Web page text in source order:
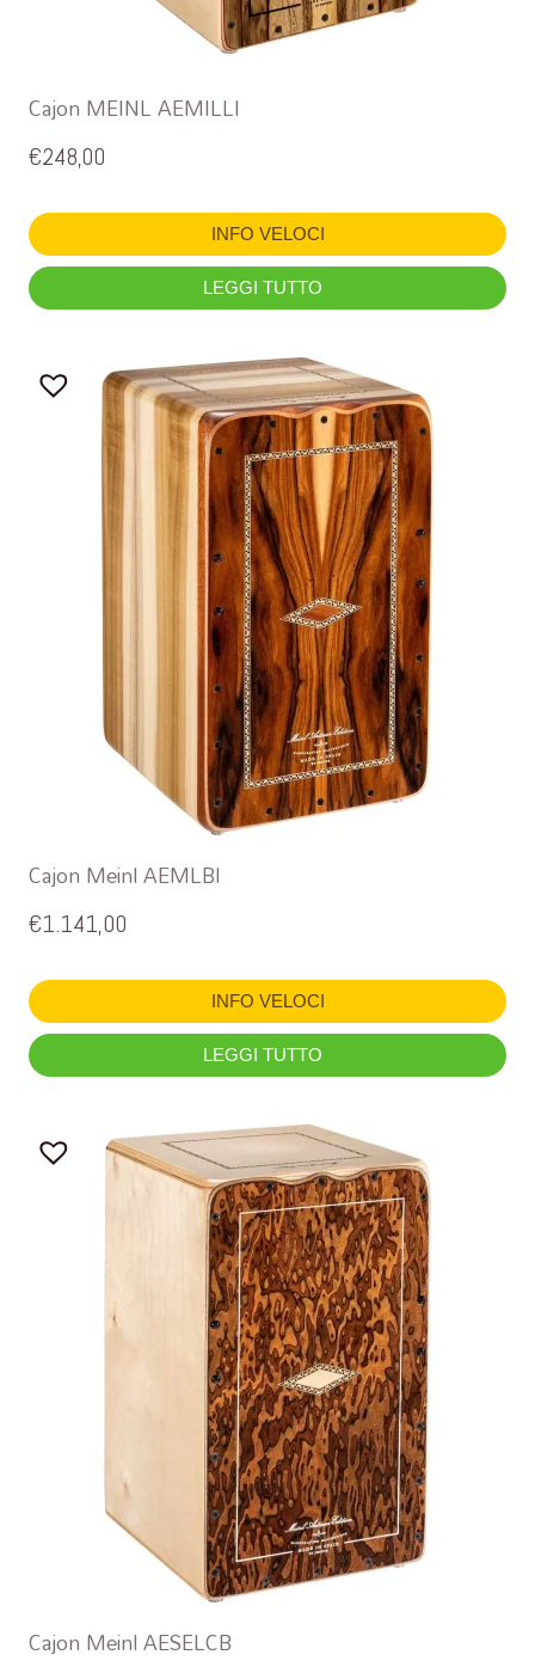
Cajon MEINL AEMILLI
€248,00
INFO VELOCI
LEGGI TUTTO
Cajon Meinl AEMLBI
€1.141,00
INFO VELOCI
LEGGI TUTTO
Cajon Meinl AESELCB